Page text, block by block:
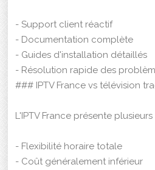
- Support client réactif
- Documentation complète
- Guides d'installation détaillés
- Résolution rapide des
### IPTV France vs télévision
L'IPTV France présente
- Flexibilité horaire totale
- Coût généralement inférieur